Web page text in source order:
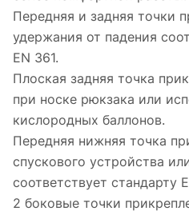
Передняя и задняя точки
удержания от падения
EN 361.
Плоская задняя точка
при носке рюкзака или
кислородных баллонов.
Передняя нижняя точка
спускового устройства
соответствует стандарту
2 боковые точки